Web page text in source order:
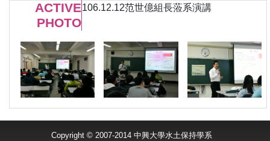
ACTIVE
PHOTO
106.12.12范世億組長蒞系演講
Copyright © 2007-2014 中興大學水土保持學系